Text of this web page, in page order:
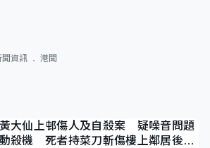
聞資訊 港聞
黃大仙上邨傷人及自殺案 疑噪音問題
動殺機 死者持菜刀斬傷樓上鄰居後墮